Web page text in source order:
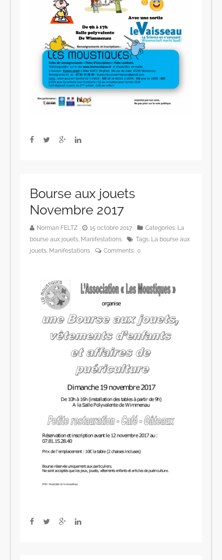
Bourse aux jouets
Novembre 2017
Norman FELTZ 15 octobre 2017 Categories: La
bourse aux jouets, Manifestations Tags: La bourse aux
jouets, Manifestations Comments: 0